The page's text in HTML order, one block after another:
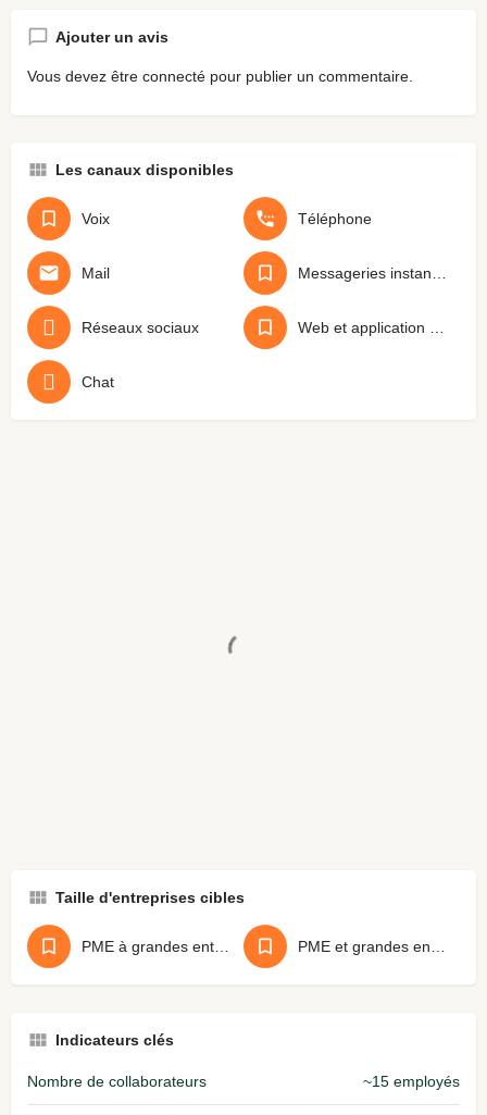
Ajouter un avis
Vous devez être connecté pour publier un commentaire.
Les canaux disponibles
Voix Téléphone
Mail
Réseaux sociaux
Chat
Taille d'entreprises cibles
Indicateurs clés
Nombre de collaborateurs ~15 employés